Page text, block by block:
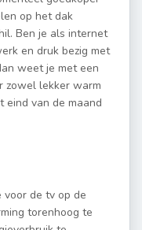
op het dak
Ben je als internet
en druk bezig met
weet je met een
zowel lekker warm
eind van de maand
de tv op de
torenhoog te